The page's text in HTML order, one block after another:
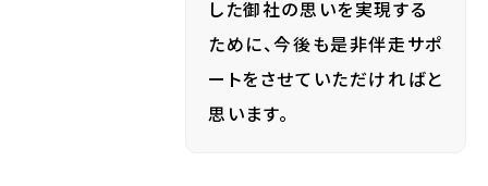
した御社の思いを実現する
ために、今後も是非伴走サポ
ートをさせていただければと
思います。